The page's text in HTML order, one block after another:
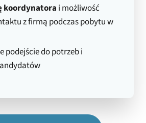
koordynatora i możliwość
z firmą podczas pobytu w
podejście do potrzeb i